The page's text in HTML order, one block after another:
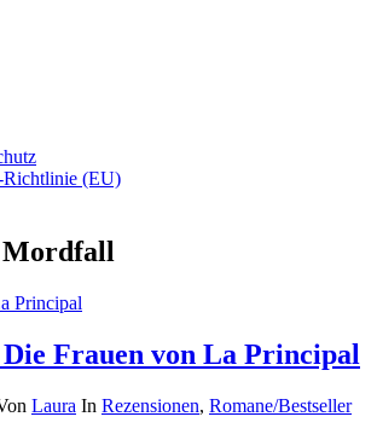
Richtlinie (EU)
Mordfall
Frauen von La Principal
Laura In Rezensionen, Romane/Bestseller